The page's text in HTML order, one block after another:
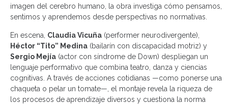
imagen del cerebro humano, la obra investiga cómo pensamos,
sentimos y aprendemos desde perspectivas no normativas.
En escena, Claudia Vicuña (performer neurodivergente),
Héctor “Tito” Medina (bailarín con discapacidad motriz) y
Sergio Mejía (actor con síndrome de Down) despliegan un
lenguaje performativo que combina teatro, danza y ciencias
cognitivas. A través de acciones cotidianas —como ponerse una
chaqueta o pelar un tomate—, el montaje revela la riqueza de
los procesos de aprendizaje diversos y cuestiona la norma